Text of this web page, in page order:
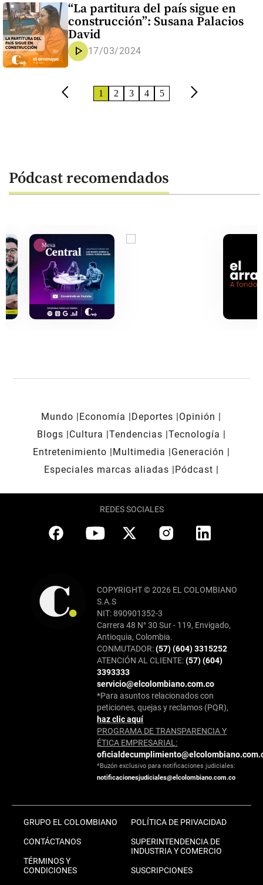
“La partitura del país sigue en
construcción”: Susana Palacios
David
play_arrow 17/03/2024
arrow_back_ios 1 2 3 4 5 arrow_forward_ios
Pódcast recomendados
Mundo Economía Deportes
Opinión
Blogs
Cultura Tendencias Tecnología
Entretenimiento
Multimedia
Generación
Especiales marcas aliadas
Pódcast
REDES SOCIALES
COPYRIGHT © 2026 EL COLOMBIANO
S.A.S
NIT: 890901352-3
Carrera 48 N° 30 Sur - 119, Envigado,
Antioquia, Colombia.
CONMUTADOR:(57) (604) 3315252
ATENCIÓN AL CLIENTE:(57) (604)
3393333
servicio@elcolombiano.com.co
*Para asuntos relacionados con
peticiones, quejas y reclamos (PQR),
haz clic aquí
PROGRAMA DE TRANSPARENCIA Y
ÉTICA EMPRESARIAL:
*Buzón exclusivo para notificaciones judiciales:
notificacionesjudiciales@elcolombiano.com.co
GRUPO EL COLOMBIANO
CONTÁCTANOS
TÉRMINOS Y
CONDICIONES
POLÍTICA DE PRIVACIDAD
SUPERINTENDENCIA DE
INDUSTRIA Y COMERCIO
SUSCRIPCIONES